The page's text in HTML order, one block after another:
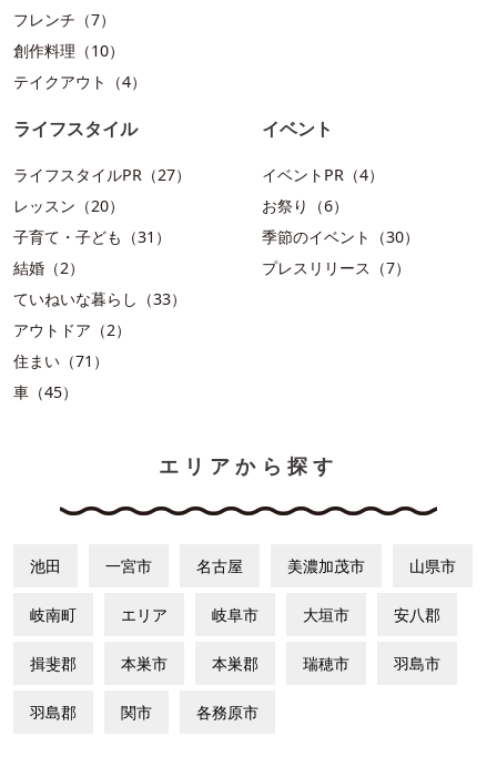
フレンチ（7）
創作料理（10）
テイクアウト（4）
ライフスタイル
ライフスタイルPR（27）
レッスン（20）
子育て・子ども（31）
結婚（2）
ていねいな暮らし（33）
アウトドア（2）
住まい（71）
車（45）
イベント
イベントPR（4）
お祭り（6）
季節のイベント（30）
プレスリリース（7）
エリアから探す
池田 一宮市 名古屋 美濃加茂市 山県市
岐南町 エリア 岐阜市 大垣市 安八郡
揖斐郡 本巣市 本巣郡 瑞穂市 羽島市
羽島郡 関市 各務原市